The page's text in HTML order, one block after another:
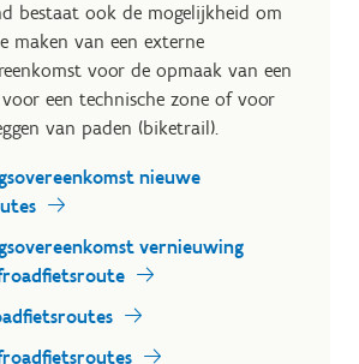
bestaat ook de mogelijkheid om
maken van een externe
voor de opmaak van een
een technische zone of voor
van paden (biketrail).
nieuwe
vernieuwing